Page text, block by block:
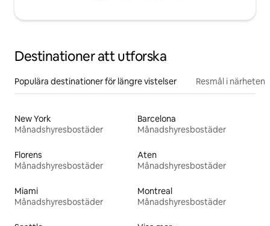
Destinationer att utforska
Populära destinationer för längre vistelser Resmål i närheten
New York
Månadshyresbostäder
Barcelona
Månadshyresbostäder
Florens
Månadshyresbostäder
Aten
Månadshyresbostäder
Miami
Månadshyresbostäder
Montreal
Månadshyresbostäder